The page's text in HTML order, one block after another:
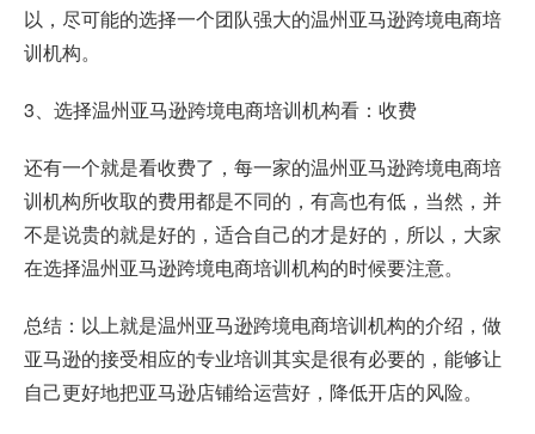
以，尽可能的选择一个团队强大的温州亚马逊跨境电商培
训机构。
3、选择温州亚马逊跨境电商培训机构看：收费
还有一个就是看收费了，每一家的温州亚马逊跨境电商培
训机构所收取的费用都是不同的，有高也有低，当然，并
不是说贵的就是好的，适合自己的才是好的，所以，大家
在选择温州亚马逊跨境电商培训机构的时候要注意。
总结：以上就是温州亚马逊跨境电商培训机构的介绍，做
亚马逊的接受相应的专业培训其实是很有必要的，能够让
自己更好地把亚马逊店铺给运营好，降低开店的风险。